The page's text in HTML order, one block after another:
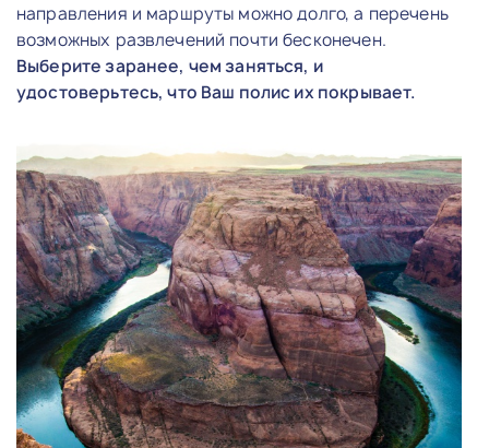
направления и маршруты можно долго, а перечень
возможных развлечений почти бесконечен.
Выберите заранее, чем заняться, и
удостоверьтесь, что Ваш полис их покрывает.